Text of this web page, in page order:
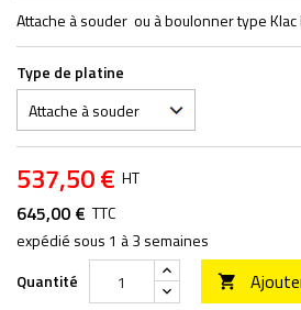
Attache à souder ou à boulonner type Klac
Type de platine
537,50 € HT
645,00 € TTC
expédié sous 1 à 3 semaines
Quantité
